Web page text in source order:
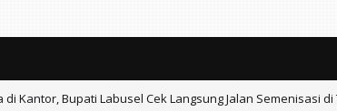
Galian C Ilegal Masih Beroperasi Bebas, Aparat Penegak